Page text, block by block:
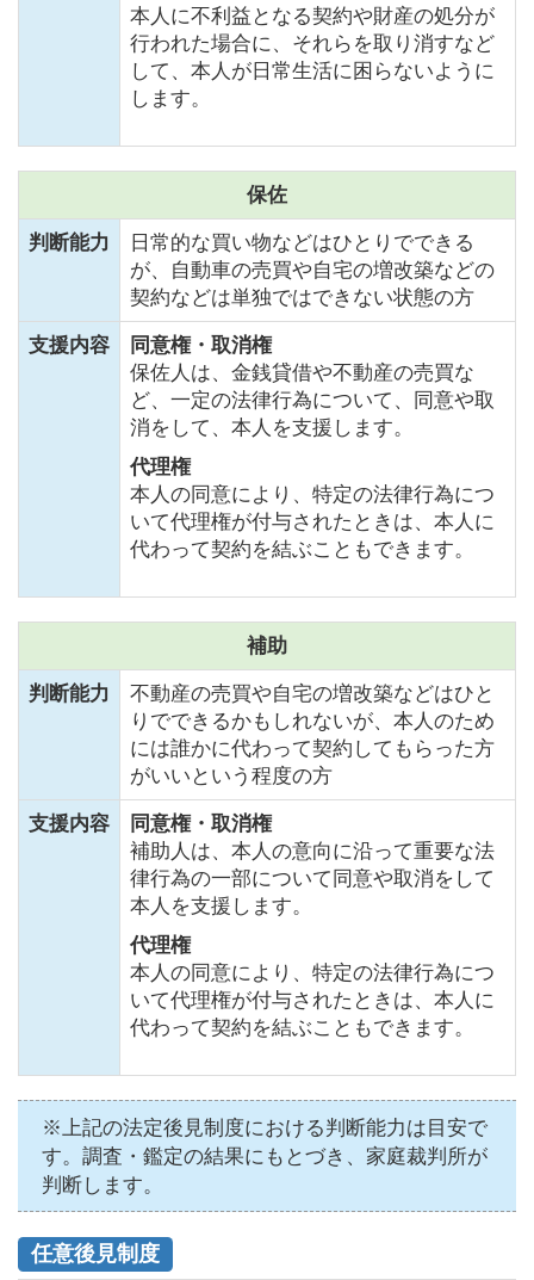
本人に不利益となる契約や財産の処分が
行われた場合に、それらを取り消すなど
して、本人が日常生活に困らないように
します。
保佐
判断能力
日常的な買い物などはひとりでできる
が、自動車の売買や自宅の増改築などの
契約などは単独ではできない状態の方
支援内容
同意権・取消権
保佐人は、金銭貸借や不動産の売買な
ど、一定の法律行為について、同意や取
消をして、本人を支援します。
代理権
本人の同意により、特定の法律行為につ
いて代理権が付与されたときは、本人に
代わって契約を結ぶこともできます。
補助
判断能力
不動産の売買や自宅の増改築などはひと
りでできるかもしれないが、本人のため
には誰かに代わって契約してもらった方
がいいという程度の方
支援内容
同意権・取消権
補助人は、本人の意向に沿って重要な法
律行為の一部について同意や取消をして
本人を支援します。
代理権
本人の同意により、特定の法律行為につ
いて代理権が付与されたときは、本人に
代わって契約を結ぶこともできます。
※上記の法定後見制度における判断能力は目安で
す。調査・鑑定の結果にもとづき、家庭裁判所が
判断します。
任意後見制度